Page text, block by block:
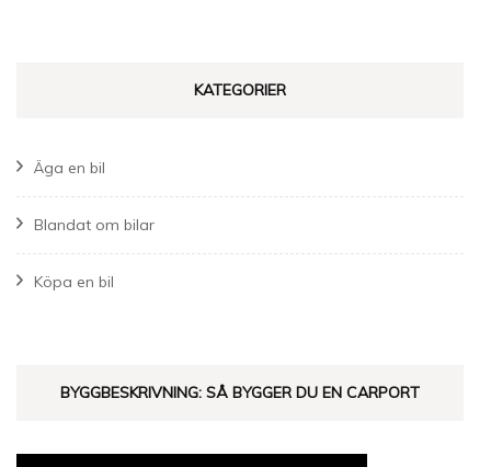
KATEGORIER
Äga en bil
Blandat om bilar
Köpa en bil
BYGGBESKRIVNING: SÅ BYGGER DU EN CARPORT